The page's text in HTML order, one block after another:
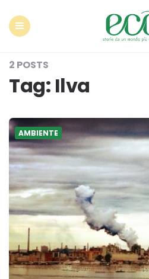
2 POSTS
Tag: Ilva
AMBIENTE